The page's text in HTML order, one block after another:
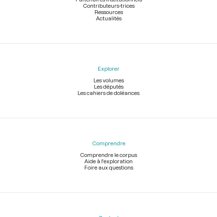
Contributeurs-trices
Ressources
Actualités
Explorer
Les volumes
Les députés
Les cahiers de doléances
Comprendre
Comprendre le corpus
Aide à l'exploration
Foire aux questions